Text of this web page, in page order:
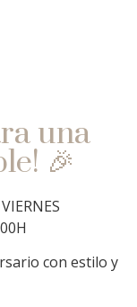
una
🎉
con estilo y